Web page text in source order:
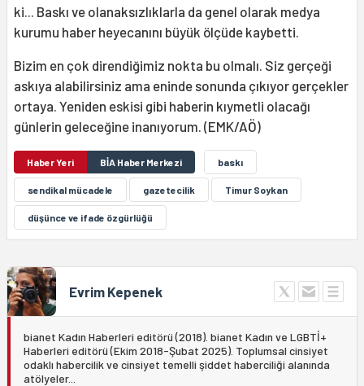
ki... Baskı ve olanaksızlıklarla da genel olarak medya
kurumu haber heyecanını büyük ölçüde kaybetti.
Bizim en çok direndiğimiz nokta bu olmalı. Siz gerçeği
askıya alabilirsiniz ama eninde sonunda çıkıyor gerçekler
ortaya. Yeniden eskisi gibi haberin kıymetli olacağı
günlerin geleceğine inanıyorum. (EMK/AÖ)
Haber Yeri BİA Haber Merkezi baskı
sendikal mücadele gazetecilik Timur Soykan
düşünce ve ifade özgürlüğü
Evrim Kepenek
bianet Kadın Haberleri editörü (2018). bianet Kadın ve LGBTİ+
Haberleri editörü (Ekim 2018-Şubat 2025). Toplumsal cinsiyet
odaklı habercilik ve cinsiyet temelli şiddet haberciliği alanında
atölyeler...